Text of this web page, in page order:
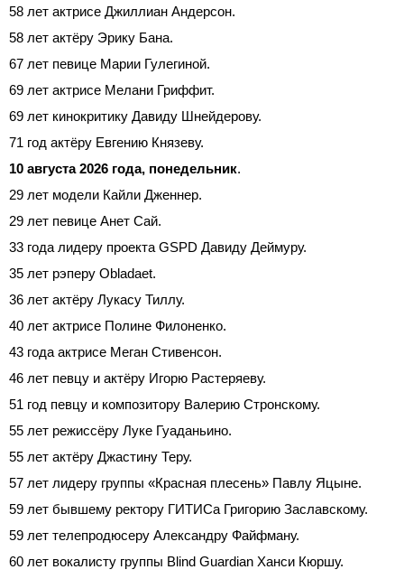
58 лет актрисе Джиллиан Андерсон.
58 лет актёру Эрику Бана.
67 лет певице Марии Гулегиной.
69 лет актрисе Мелани Гриффит.
69 лет кинокритику Давиду Шнейдерову.
71 год актёру Евгению Князеву.
10 августа 2026 года, понедельник.
29 лет модели Кайли Дженнер.
29 лет певице Анет Сай.
33 года лидеру проекта GSPD Давиду Деймуру.
35 лет рэперу Obladaet.
36 лет актёру Лукасу Тиллу.
40 лет актрисе Полине Филоненко.
43 года актрисе Меган Стивенсон.
46 лет певцу и актёру Игорю Растеряеву.
51 год певцу и композитору Валерию Стронскому.
55 лет режиссёру Луке Гуаданьино.
55 лет актёру Джастину Теру.
57 лет лидеру группы «Красная плесень» Павлу Яцыне.
59 лет бывшему ректору ГИТИСа Григорию Заславскому.
59 лет телепродюсеру Александру Файфману.
60 лет вокалисту группы Blind Guardian Ханси Кюршу.